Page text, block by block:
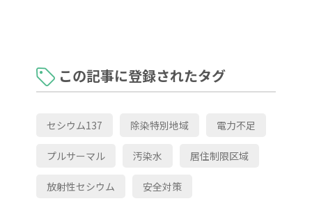
この記事に登録されたタグ
セシウム137 除染特別地域 電力不足
プルサーマル 汚染水 居住制限区域
放射性セシウム 安全対策